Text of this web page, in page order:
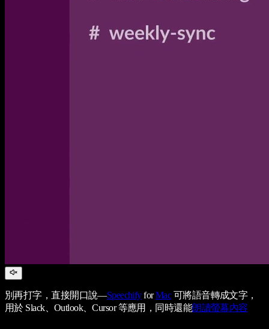
別再打字，直接開口說—SpeechifyforMac可將語音轉成文字，
用於 Slack、Outlook、Cursor 等應用，同時還能朗讀螢幕內容